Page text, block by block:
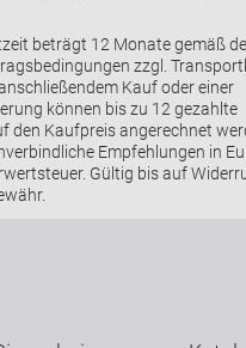
beträgt 12 Monate gemäß
zzgl.
Kauf oder einer
können bis zu 12 gezahlte
den Kaufpreis angerechnet
Empfehlungen in
Gültig bis auf